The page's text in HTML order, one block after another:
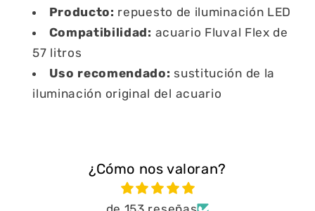
Producto: repuesto de iluminación LED
Compatibilidad: acuario Fluval Flex de
57 litros
Uso recomendado: sustitución de la
iluminación original del acuario
¿Cómo nos valoran?